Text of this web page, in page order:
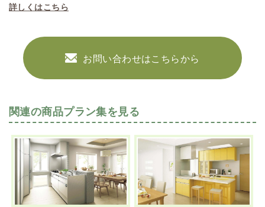
詳しくはこちら
お問い合わせはこちらから
関連の商品プラン集を見る